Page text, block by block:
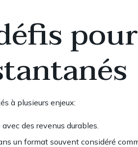
à plusieurs enjeux:
des revenus durables.
un format souvent considéré